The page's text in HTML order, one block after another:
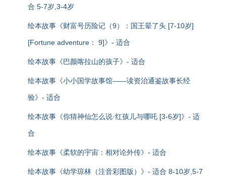
合 5-7岁,3-4岁
绘本故事《财富号历险记（9）：国王晕了头 [7-10岁]
[Fortune adventure： 9]》- 适合
绘本故事《巴颜喀拉山的孩子》- 适合
绘本故事《小小国学故事馆——读资治通鉴故事长经
验》- 适合
绘本故事《你猜神仙怎么说·红孩儿与哪吒 [3-6岁]》- 适
合
绘本故事《柔软的宇宙：相对论外传》- 适合
绘本故事《幼学琼林（注音彩图版）》- 适合 8-10岁,5-7